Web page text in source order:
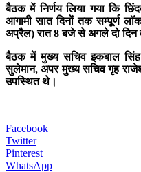
बैठक में निर्णय लिया गया कि
आगामी सात दिनों तक सम्पूर्ण
अप्रैल) रात 8 बजे से अगले दो दिन
बैठक में मुख्य सचिव इकबाल सिंह
सुलेमान, अपर मुख्य सचिव गृह
उपस्थित थे।
Facebook
Twitter
Pinterest
WhatsApp